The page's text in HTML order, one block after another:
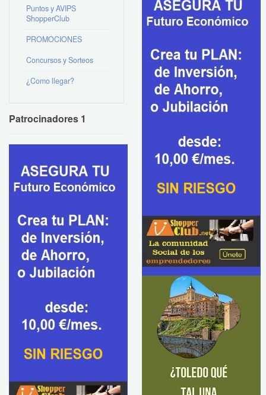
Puntos y AVIPS
ShopperClub
PROMOCIONES
Concursos y Sorteos
¿Como llegar?
Patrocinadores 1